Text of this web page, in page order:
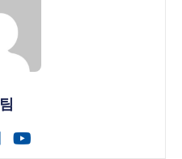
의 facebook 프로필 방
작가의 linkedin 프로필